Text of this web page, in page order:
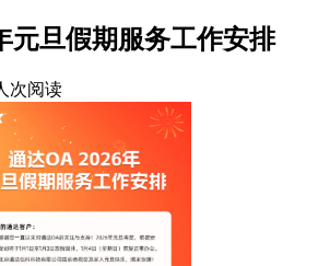
元旦假期服务工作安排
次阅读